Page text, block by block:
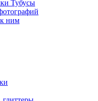
Тубусы
ним